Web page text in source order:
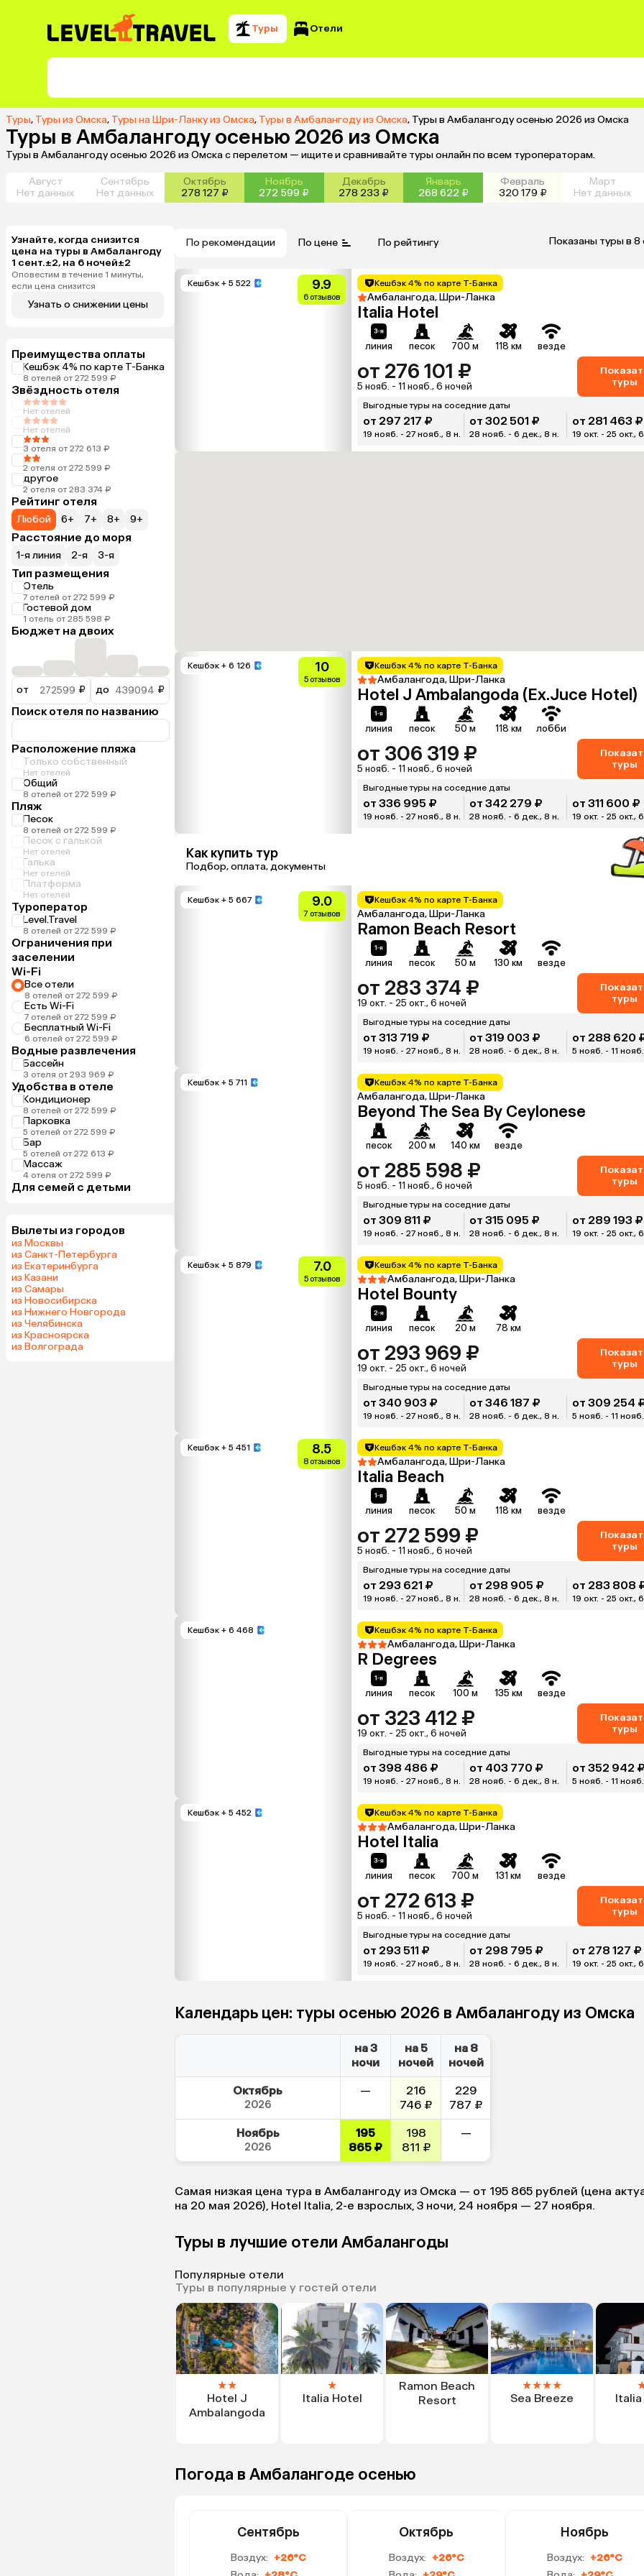
Туры Отели
Туры, Туры из Омска, Туры на Шри-Ланку из Омска, Туры в Амбалангоду из Омска, Туры в Амбалангоду осенью 2026 из Омска
Туры в Амбалангоду осенью 2026 из Омска
Туры в Амбалангоду осенью 2026 из Омска с перелетом — ищите и сравнивайте туры онлайн по всем туроператорам.
Август
Нет данных
Сентябрь
Нет данных
Октябрь
278 127 ₽
Ноябрь
272 599 ₽
Декабрь
278 233 ₽
Январь
268 622 ₽
Февраль
320 179 ₽
Март
Нет данных
Узнайте, когда снизится
цена на туры в Амбалангоду
1 сент.±2, на 6 ночей±2
Оповестим в течение 1 минуты,
если цена снизится
Узнать о снижении цены
Преимущества оплаты
Кешбэк 4% по карте Т-Банка
8 отелей от 272 599 ₽
Звёздность отеля
Нет отелей
Нет отелей
3 отеля от 272 613 ₽
2 отеля от 272 599 ₽
другое
2 отеля от 283 374 ₽
Рейтинг отеля
Любой 6+ 7+ 8+ 9+
Расстояние до моря
1-я линия 2-я 3-я
Тип размещения
Отель
7 отелей от 272 599 ₽
Гостевой дом
1 отель от 285 598 ₽
Бюджет на двоих
от ₽ до ₽
Поиск отеля по названию
Расположение пляжа
Только собственный
Нет отелей
Общий
8 отелей от 272 599 ₽
Пляж
Песок
8 отелей от 272 599 ₽
Песок с галькой
Нет отелей
Галька
Нет отелей
Платформа
Нет отелей
Туроператор
Level.Travel
8 отелей от 272 599 ₽
Ограничения при
заселении
Wi-Fi
Все отели
8 отелей от 272 599 ₽
Есть Wi-Fi
7 отелей от 272 599 ₽
Бесплатный Wi-Fi
6 отелей от 272 599 ₽
Водные развлечения
Бассейн
3 отеля от 293 969 ₽
Удобства в отеле
Кондиционер
8 отелей от 272 599 ₽
Парковка
5 отелей от 272 599 ₽
Бар
5 отелей от 272 613 ₽
Массаж
4 отеля от 272 599 ₽
Для семей с детьми
Вылеты из городов
из Москвы
из Санкт-Петербурга
из Екатеринбурга
из Казани
из Самары
из Новосибирска
из Нижнего Новгорода
из Челябинска
из Красноярска
из Волгограда
По рекомендации По цене По рейтингу Показаны туры в 8
Кешбэк + 5 522 9.9
6 отзывов
Кешбэк 4% по карте Т-Банка
Амбалангода, Шри-Ланка
Italia Hotel
линия песок 700 м 118 км везде
от 276 101 ₽
5 нояб. - 11 нояб., 6 ночей
туры
Выгодные туры на соседние даты
от 297 217 ₽
19 нояб. - 27 нояб., 8 н.
от 302 501 ₽
28 нояб. - 6 дек., 8 н.
от 281 463 ₽
19 окт. - 25 окт., 6
Кешбэк + 6 126 10
5 отзывов
Кешбэк 4% по карте Т-Банка
Амбалангода, Шри-Ланка
Hotel J Ambalangoda (Ex.Juce Hotel)
линия песок 50 м 118 км лобби
от 306 319 ₽
5 нояб. - 11 нояб., 6 ночей
туры
Выгодные туры на соседние даты
от 336 995 ₽
19 нояб. - 27 нояб., 8 н.
от 342 279 ₽
28 нояб. - 6 дек., 8 н.
от 311 600 ₽
19 окт. - 25 окт., 6
Как купить тур
Подбор, оплата, документы
Кешбэк + 5 667 9.0
7 отзывов
Кешбэк 4% по карте Т-Банка
Амбалангода, Шри-Ланка
Ramon Beach Resort
линия песок 50 м 130 км везде
от 283 374 ₽
19 окт. - 25 окт., 6 ночей
туры
Выгодные туры на соседние даты
от 313 719 ₽
19 нояб. - 27 нояб., 8 н.
от 319 003 ₽
28 нояб. - 6 дек., 8 н.
от 288 620
5 нояб. - 11
Кешбэк + 5 711 Кешбэк 4% по карте Т-Банка
Амбалангода, Шри-Ланка
Beyond The Sea By Ceylonese
песок 200 м 140 км везде
от 285 598 ₽
5 нояб. - 11 нояб., 6 ночей
туры
Выгодные туры на соседние даты
от 309 811 ₽
19 нояб. - 27 нояб., 8 н.
от 315 095 ₽
28 нояб. - 6 дек., 8 н.
от 289 193 ₽
19 окт. - 25 окт., 6
Кешбэк + 5 879 7.0
5 отзывов
Кешбэк 4% по карте Т-Банка
Амбалангода, Шри-Ланка
Hotel Bounty
линия песок 20 м 78 км
от 293 969 ₽
19 окт. - 25 окт., 6 ночей
туры
Выгодные туры на соседние даты
от 340 903 ₽
19 нояб. - 27 нояб., 8 н.
от 346 187 ₽
28 нояб. - 6 дек., 8 н.
от 309 254
5 нояб. - 11
Кешбэк + 5 451 8.5
8 отзывов
Кешбэк 4% по карте Т-Банка
Амбалангода, Шри-Ланка
Italia Beach
линия песок 50 м 118 км везде
от 272 599 ₽
5 нояб. - 11 нояб., 6 ночей
туры
Выгодные туры на соседние даты
от 293 621 ₽
19 нояб. - 27 нояб., 8 н.
от 298 905 ₽
28 нояб. - 6 дек., 8 н.
от 283 808
19 окт. - 25 окт., 6
Кешбэк + 6 468 Кешбэк 4% по карте Т-Банка
Амбалангода, Шри-Ланка
R Degrees
линия песок 100 м 135 км везде
от 323 412 ₽
19 окт. - 25 окт., 6 ночей
туры
Выгодные туры на соседние даты
от 398 486 ₽
19 нояб. - 27 нояб., 8 н.
от 403 770 ₽
28 нояб. - 6 дек., 8 н.
от 352 942 ₽
5 нояб. - 11
Кешбэк + 5 452 Кешбэк 4% по карте Т-Банка
Амбалангода, Шри-Ланка
Hotel Italia
линия песок 700 м 131 км везде
от 272 613 ₽
5 нояб. - 11 нояб., 6 ночей
туры
Выгодные туры на соседние даты
от 293 511 ₽
19 нояб. - 27 нояб., 8 н.
от 298 795 ₽
28 нояб. - 6 дек., 8 н.
от 278 127 ₽
19 окт. - 25 окт., 6
Календарь цен: туры осенью 2026 в Амбалангоду из Омска
на 3
ночи
на 5
ночей
на 8
ночей
Октябрь
2026
—
216
746 ₽
229
787 ₽
Ноябрь
2026
195
865 ₽
198
811 ₽
—
Самая низкая цена тура в Амбалангоду из Омска — от 195 865 рублей (цена
на 20 мая 2026), Hotel Italia, 2-е взрослых, 3 ночи, 24 ноября — 27 ноября.
Туры в лучшие отели Амбалангоды
Популярные отели
Туры в популярные у гостей отели
★★
Hotel J
Ambalangoda
★
Italia Hotel
Ramon Beach
Resort
★★★★
Sea Breeze
Italia
Погода в Амбалангоде осенью
Сентябрь
Воздух: +26°C
Октябрь
Воздух: +26°C
Ноябрь
Воздух: +26°C